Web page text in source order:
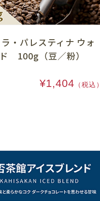
・パレスティナ ウォ
100g（豆／粉）
¥1,404 （税込）